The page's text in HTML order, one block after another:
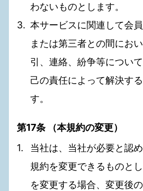
わないものとします。
本サービスに関連して会
または第三者との間にお
引、連絡、紛争等につい
己の責任によって解決す
す。
第17条 （本規約の変更）
当社は、当社が必要と認
規約を変更できるものと
を変更する場合、変更後